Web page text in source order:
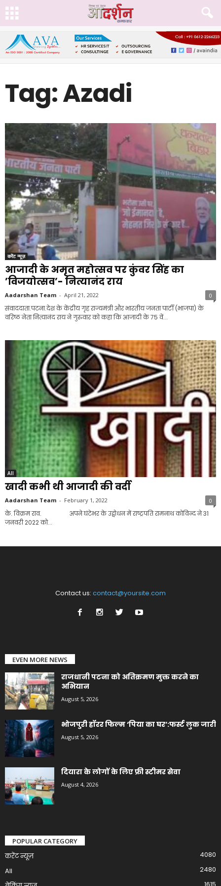
Tag: Azadi
करेंट न्यूज़
आजादी के अमृत महोत्सव पर कुंवर सिंह का
’विजयोत्सव’- नित्यानंद राय
Aadarshan Team - April 21, 2022 0
संवाददाता.पटना.देश के केंद्रीय गृह राज्यमंत्री और भारतीय जनता पार्टी (भाजपा) के
वरिष्ठ नेता नित्यानंद राय ने गुरुवार को कहा कि आजादी के 75 वें...
All
खादी कभी थी आजादी की वर्दी
Aadarshan Team - February 1, 2022 0
के. विक्रम राव. अपने घंटेभर के उद्बोधन में राष्ट्रपति रामनाथ कोविन्द ने 31
जनवरी 2022 को...
Contact us: contact@yoursite.com
EVEN MORE NEWS
राजधानी पटना को अतिक्रमण मुक्त करने का
अभियान
August 5, 2026
भोजपुरी हॉरर फिल्म ‘पिया का घर’:फर्स्ट लुक जारी
August 5, 2026
दियारा के लोगों के लिए फ्री स्टीमर सेवा
August 4, 2026
POPULAR CATEGORY
करेंट न्यूज़
4080
All
2480